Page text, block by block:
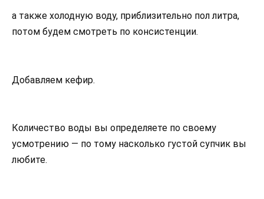
а также холодную воду, приблизительно пол литра,
потом будем смотреть по консистенции.
Добавляем кефир.
Количество воды вы определяете по своему
усмотрению — по тому насколько густой супчик вы
любите.